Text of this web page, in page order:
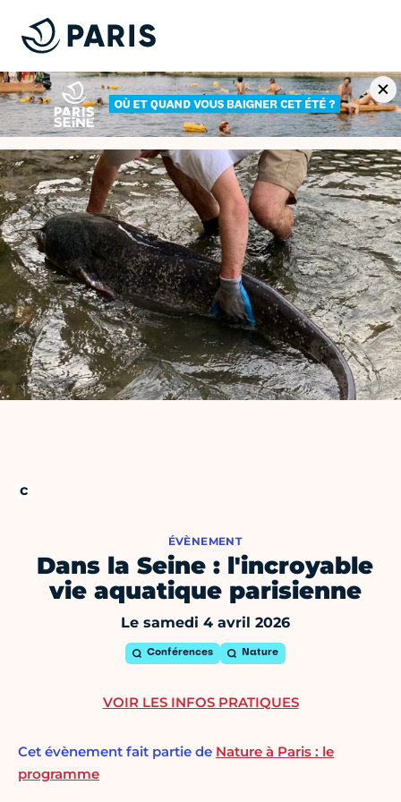
ÉVÈNEMENT
Dans la Seine : l'incroyable
vie aquatique parisienne
Le samedi 4 avril 2026
Conférences Nature
Cet évènement fait partie de Nature à Paris : le
programme
VOIR LES INFOS PRATIQUES